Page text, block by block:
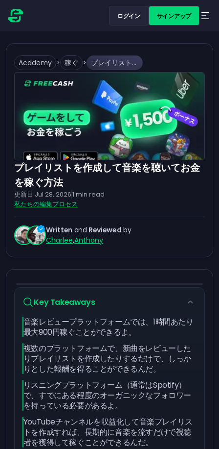
ログイン サインアップ
Academy > 稼ぐ > プレイリストを作成して音楽を聴いてお金を稼ぐ方法
プレイリストを作成して音楽を聴いてお金
を稼ぐ方法
更新日 Jul 28, 20261 min read
私たちの編集プロセス
Written and Reviewed by
Charlee,Anthony
Key Takeaways
音楽レビュープラットフォームでは、1時間あたり
最大900円稼ぐことができるよ。
複数のプラットフォームで、新曲をレビューした
りプレイリストを作成したりするだけで、しっか
りとした報酬を得ることができるんだ。
リスニングプラットフォーム（通常はSpotify）
で、すでにある程度のオーガニックなフォロワー
を持っている必要があるよ。
YouTubeチャンネルを収益化して音楽プレイリス
トを作成すれば、長期的に音楽を流すだけで視聴
者を獲得して稼ぐことができるんだ。